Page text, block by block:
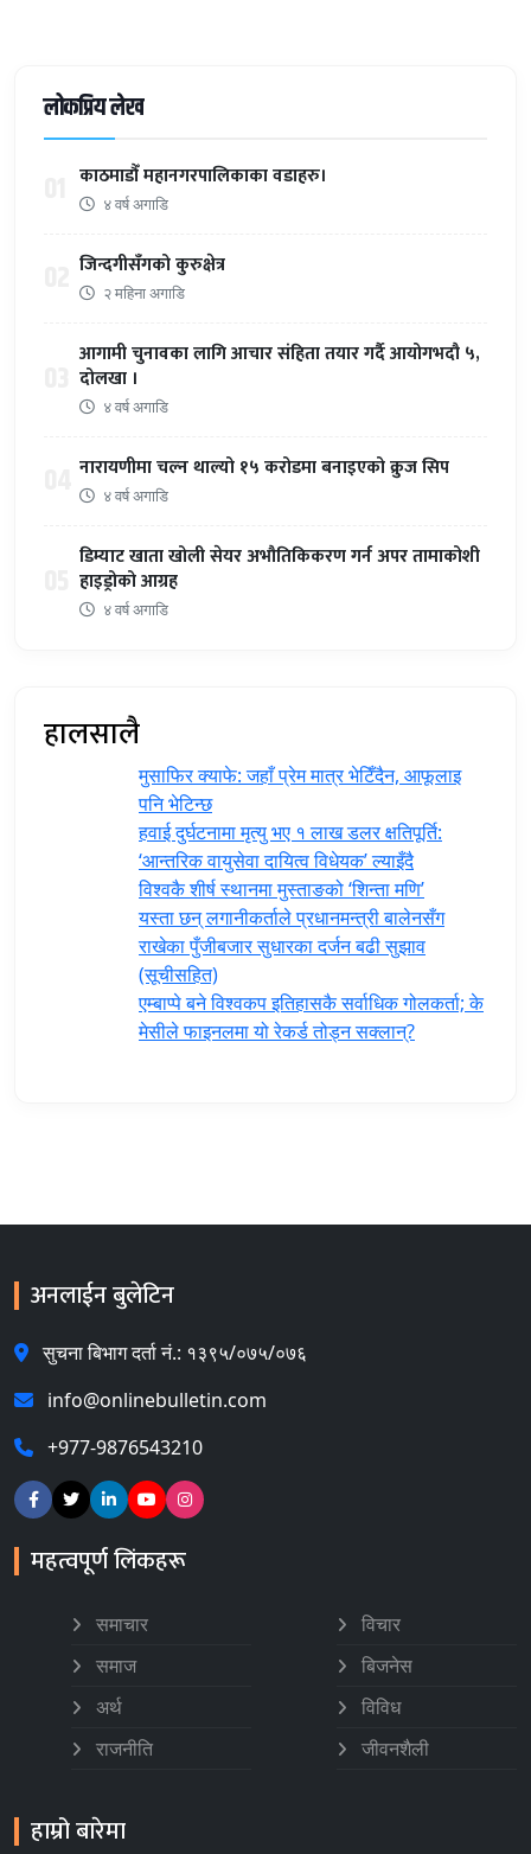
लोकप्रिय लेख
काठमाडौँ महानगरपालिकाका वडाहरु।
४ वर्ष अगाडि
जिन्दगीसँगको कुरुक्षेत्र
२ महिना अगाडि
आगामी चुनावका लागि आचार संहिता तयार गर्दै आयोगभदौ ५,
दोलखा ।
४ वर्ष अगाडि
नारायणीमा चल्न थाल्यो १५ करोडमा बनाइएको क्रुज सिप
४ वर्ष अगाडि
डिम्याट खाता खोली सेयर अभौतिकिकरण गर्न अपर तामाकोशी
हाइड्रोको आग्रह
४ वर्ष अगाडि
हालसालै
मुसाफिर क्याफे: जहाँ प्रेम मात्र भेटिँदैन, आफूलाइ
पनि भेटिन्छ
हवाई दुर्घटनामा मृत्यु भए १ लाख डलर क्षतिपूर्ति:
‘आन्तरिक वायुसेवा दायित्व विधेयक’ ल्याइँदै
विश्वकै शीर्ष स्थानमा मुस्ताङको ‘शिन्ता मणि’
यस्ता छन् लगानीकर्ताले प्रधानमन्त्री ‍बालेनसँग
राखेका पुँजीबजार सुधारका दर्जन बढी सुझाव
(सूचीसहित)
एम्बाप्पे बने विश्वकप इतिहासकै सर्वाधिक गोलकर्ता; के
मेसीले फाइनलमा यो रेकर्ड तोड्न सक्लान्?
अनलाईन बुलेटिन
सुचना बिभाग दर्ता नं.: १३९५/०७५/०७६
info@onlinebulletin.com
+977-9876543210
महत्वपूर्ण लिंकहरू
समाचार
समाज
अर्थ
राजनीति
विचार
बिजनेस
विविध
जीवनशैली
हाम्रो बारेमा